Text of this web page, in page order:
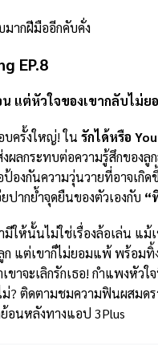
ากฝีมืออีกคับคั่ง
EP.8
แต่หัวใจของเขากลับไม่ย
ครั้งใหญ่! ใน รักได้หรือ
ลกระทบต่อความรู้สึกของลู
องกันความวุ่นวายที่อาจเกิ
ปากย้ำจุดยืนของตัวเองกับ “
ให้นั้นไม่ใช่เรื่องล้อเล่น แ
ก แต่เขาก็ไม่ยอมแพ้ พร้อม
เขาจะเลิกรักเธอ! กำแพงหั
? ติดตามชมความฟินผสมดร
อนหลังทางแอป 3Plus